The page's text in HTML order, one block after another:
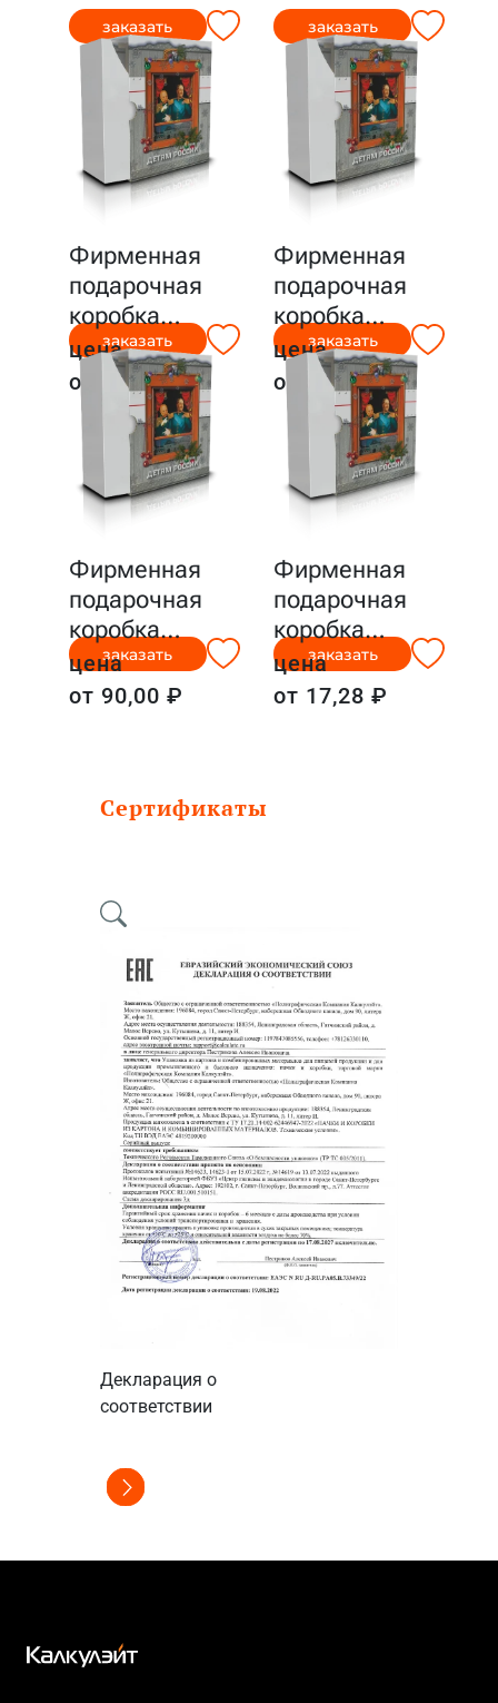
заказать заказать
Фирменная
подарочная
коробка…
цена
от 67,50 ₽
заказать
Фирменная
подарочная
коробка…
цена
от 81,25 ₽
заказать
Фирменная
подарочная
коробка…
цена
от 90,00 ₽
заказать
Фирменная
подарочная
коробка…
цена
от 17,28 ₽
заказать
Сертификаты
Декларация о
соответствии